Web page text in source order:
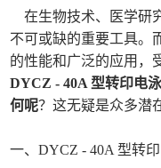
在生物技术、医学研
不可或缺的重要工具。
的性能和广泛的应用，
DYCZ - 40A 型转印电
何呢？这无疑是众多潜
一、DYCZ - 40A 型转